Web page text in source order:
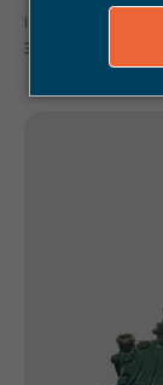
30.2 DE 30HP